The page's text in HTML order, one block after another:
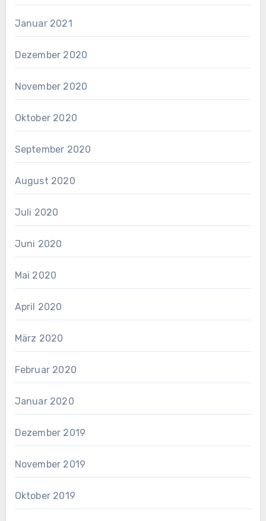
Januar 2021
Dezember 2020
November 2020
Oktober 2020
September 2020
August 2020
Juli 2020
Juni 2020
Mai 2020
April 2020
März 2020
Februar 2020
Januar 2020
Dezember 2019
November 2019
Oktober 2019